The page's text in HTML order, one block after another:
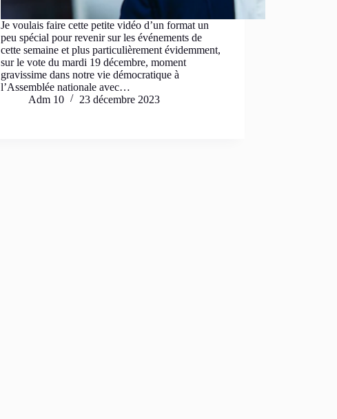
Je voulais faire cette petite vidéo d’un format un
peu spécial pour revenir sur les événements de
cette semaine et plus particulièrement évidemment,
sur le vote du mardi 19 décembre, moment
gravissime dans notre vie démocratique à
l’Assemblée nationale avec…
Adm 10
23 décembre 2023